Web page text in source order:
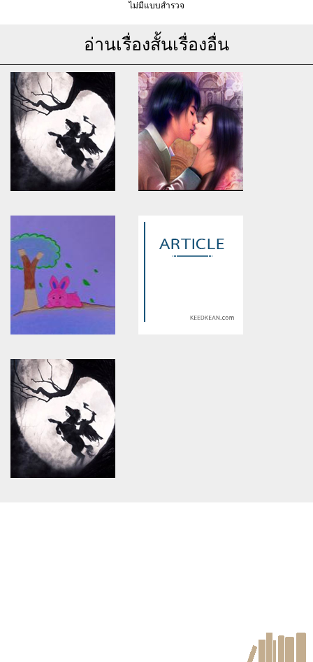
ไม่มีแบบสำรวจ
อ่านเรื่องสั้นเรื่องอื่น
Warning: Use of undefined
constant article_topic -
assumed 'article_topic' (this
will throw an Error in a future
version of PHP) in
/home/keedkean/domains/keedkean.com/public_html/include/article/
on line534
สามีหลับเลยโดนน้องชาย
assumed 'article_topic' (this
will throw an Error in a future
Warning: Use of undefined
constant article_topic -
assumed 'article_topic' (this
will throw an Error in a future
version of PHP) in
/home/keedkean/domains/keedkean.com/public_html/include/article/
on line534
กระต่ายกับผลแอปเปิล